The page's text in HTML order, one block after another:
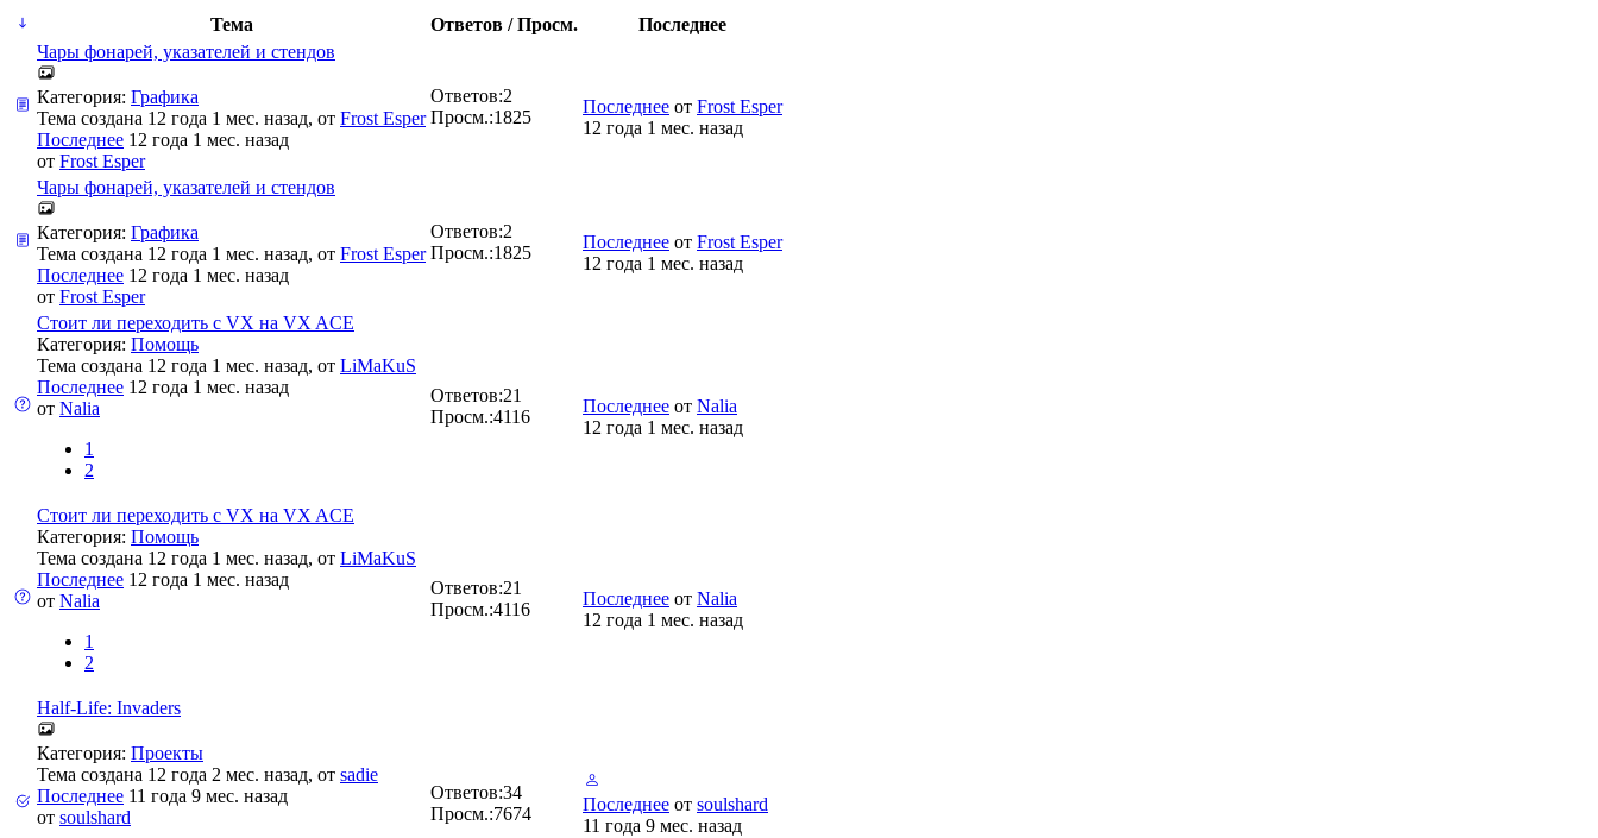
Тема Ответов / Просм.
Последнее
Чары фонарей, указателей и стендов
Категория: Графика
Тема создана 12 года 1 мес. назад, от Frost Esper
Последнее 12 года 1 мес. назад
от Frost Esper
Ответов:2
Просм.:1825
Последнее от Frost Esper
12 года 1 мес. назад
Чары фонарей, указателей и стендов
Категория: Графика
Тема создана 12 года 1 мес. назад, от Frost Esper
Последнее 12 года 1 мес. назад
от Frost Esper
Ответов:2
Просм.:1825
Последнее от Frost Esper
12 года 1 мес. назад
Стоит ли переходить с VX на VX ACE
Категория: Помощь
Тема создана 12 года 1 мес. назад, от LiMaKuS
Последнее 12 года 1 мес. назад
от Nalia
1
2
Ответов:21
Просм.:4116
Последнее от Nalia
12 года 1 мес. назад
Стоит ли переходить с VX на VX ACE
Категория: Помощь
Тема создана 12 года 1 мес. назад, от LiMaKuS
Последнее 12 года 1 мес. назад
от Nalia
1
2
Ответов:21
Просм.:4116
Последнее от Nalia
12 года 1 мес. назад
Half-Life: Invaders
Категория: Проекты
Тема создана 12 года 2 мес. назад, от sadie
Последнее 11 года 9 мес. назад
от soulshard
Ответов:34
Просм.:7674 Последнее от soulshard
11 года 9 мес. назад